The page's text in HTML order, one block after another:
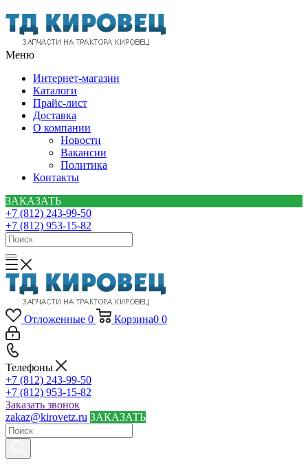
Меню
Интернет-магазин
Каталоги
Прайс-лист
Доставка
О компании
Новости
Вакансии
Политика
Контакты
ЗАКАЗАТЬ
+7 (812) 243-99-50
+7 (812) 953-15-82
Отложенные 0 Корзина0 0
Телефоны
+7 (812) 243-99-50
+7 (812) 953-15-82
Заказать звонок
zakaz@kirovetz.ru ЗАКАЗАТЬ